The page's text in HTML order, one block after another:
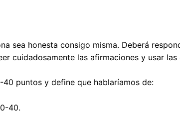
sea honesta consigo misma. Deberá
cuidadosamente las afirmaciones y usar
puntos y define que hablaríamos de:
40.